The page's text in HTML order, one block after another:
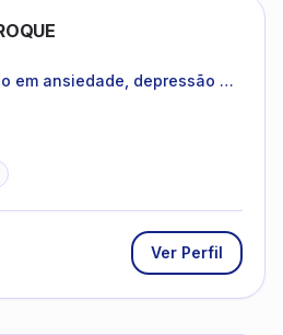
em ansiedade, depressão e
Ver Perfil